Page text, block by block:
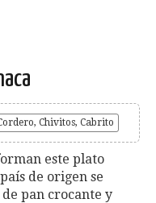
Chivitos, Cabrito
este plato
de origen se
pan crocante y